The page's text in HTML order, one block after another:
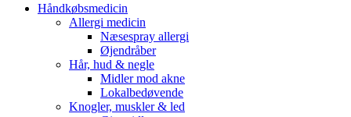
Håndkøbsmedicin
Allergi medicin
Næsespray allergi
Øjendråber
Hår, hud & negle
Midler mod akne
Lokalbedøvende
Knogler, muskler & led